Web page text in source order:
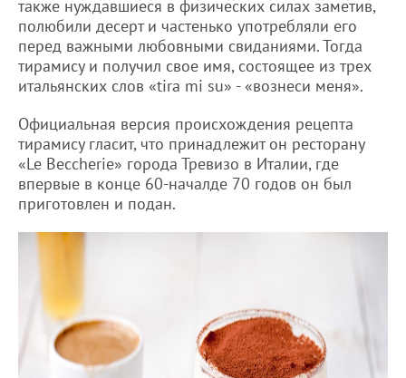
также нуждавшиеся в физических силах заметив,
полюбили десерт и частенько употребляли его
перед важными любовными свиданиями. Тогда
тирамису и получил свое имя, состоящее из трех
итальянских слов «tira mi su» - «вознеси меня».
Официальная версия происхождения рецепта
тирамису гласит, что принадлежит он ресторану
«Le Beccherie» города Тревизо в Италии, где
впервые в конце 60-началде 70 годов он был
приготовлен и подан.